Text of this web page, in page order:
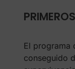
El programa
conseguido